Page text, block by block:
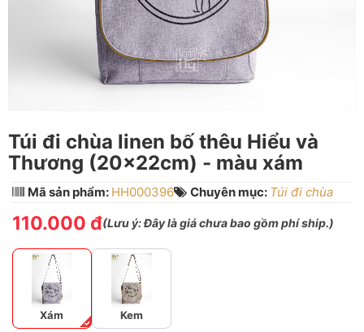
Túi đi chùa linen bố thêu Hiểu và
Thương (20x22cm) - màu xám
Mã sản phẩm: HH000396 Chuyên mục: Túi đi chùa
110.000 đ(Lưu ý:Đây là giá chưa bao gồm phí ship.)
Xám Kem